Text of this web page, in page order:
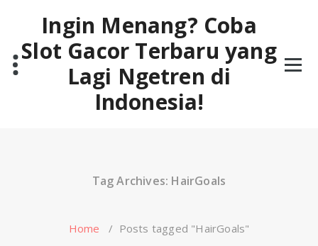
Ingin Menang? Coba
Slot Gacor Terbaru yang
Lagi Ngetren di
Indonesia!
Tag Archives: HairGoals
Home / Posts tagged "HairGoals"